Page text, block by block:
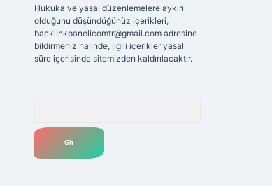
Hukuka ve yasal düzenlemelere aykırı
olduğunu düşündüğünüz içerikleri,
backlinkpanelicomtr@gmail.comadresine
bildirmeniz halinde, ilgili içerikler yasal
süre içerisinde sitemizden kaldırılacaktır.